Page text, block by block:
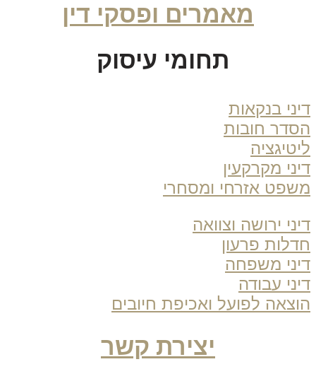
מאמרים ופסקי דין
תחומי עיסוק
בנקאות
חובות
מקרקעין
אזרחי ומסחרי
ירושה וצוואה
פרעון
משפחה
עבודה
לפועל ואכיפת חיובים
יצירת קשר